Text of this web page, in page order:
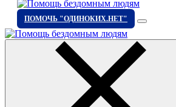
ПОМОЧЬ "ОДИНОКИХ.НЕТ"